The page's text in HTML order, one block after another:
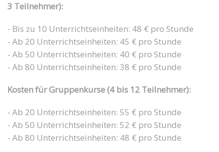
3 Teilnehmer):
- Bis zu 10 Unterrichtseinheiten: 48 € pro Stunde
- Ab 20 Unterrichtseinheiten: 45 € pro Stunde
- Ab 50 Unterrichtseinheiten: 40 € pro Stunde
- Ab 80 Unterrichtseinheiten: 38 € pro Stunde
Kosten für Gruppenkurse (4 bis 12 Teilnehmer):
- Ab 20 Unterrichtseinheiten: 55 € pro Stunde
- Ab 50 Unterrichtseinheiten: 52 € pro Stunde
- Ab 80 Unterrichtseinheiten: 48 € pro Stunde